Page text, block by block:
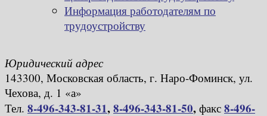
Информация работодателям по
трудоустройству
Юридический адрес
143300, Московская область, г. Наро-Фоминск, ул.
Чехова, д. 1 «а»
Тел. 8-496-343-81-31,8-496-343-81-50, факс 8-496-